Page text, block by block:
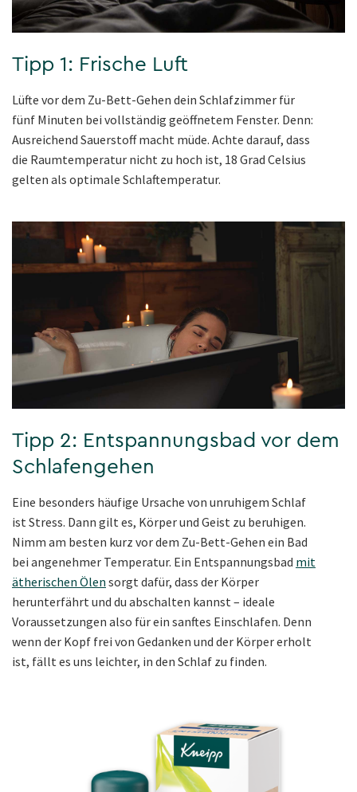
Tipp 1: Frische Luft
Lüfte vor dem Zu-Bett-Gehen dein Schlafzimmer für
fünf Minuten bei vollständig geöffnetem Fenster. Denn:
Ausreichend Sauerstoff macht müde. Achte darauf, dass
die Raumtemperatur nicht zu hoch ist, 18 Grad Celsius
gelten als optimale Schlaftemperatur.
Tipp 2: Entspannungsbad vor dem
Schlafengehen
Eine besonders häufige Ursache von unruhigem Schlaf
ist Stress. Dann gilt es, Körper und Geist zu beruhigen.
Nimm am besten kurz vor dem Zu-Bett-Gehen ein Bad
bei angenehmer Temperatur. Ein Entspannungsbad mit
ätherischen Ölen sorgt dafür, dass der Körper
herunterfährt und du abschalten kannst – ideale
Voraussetzungen also für ein sanftes Einschlafen. Denn
wenn der Kopf frei von Gedanken und der Körper erholt
ist, fällt es uns leichter, in den Schlaf zu finden.